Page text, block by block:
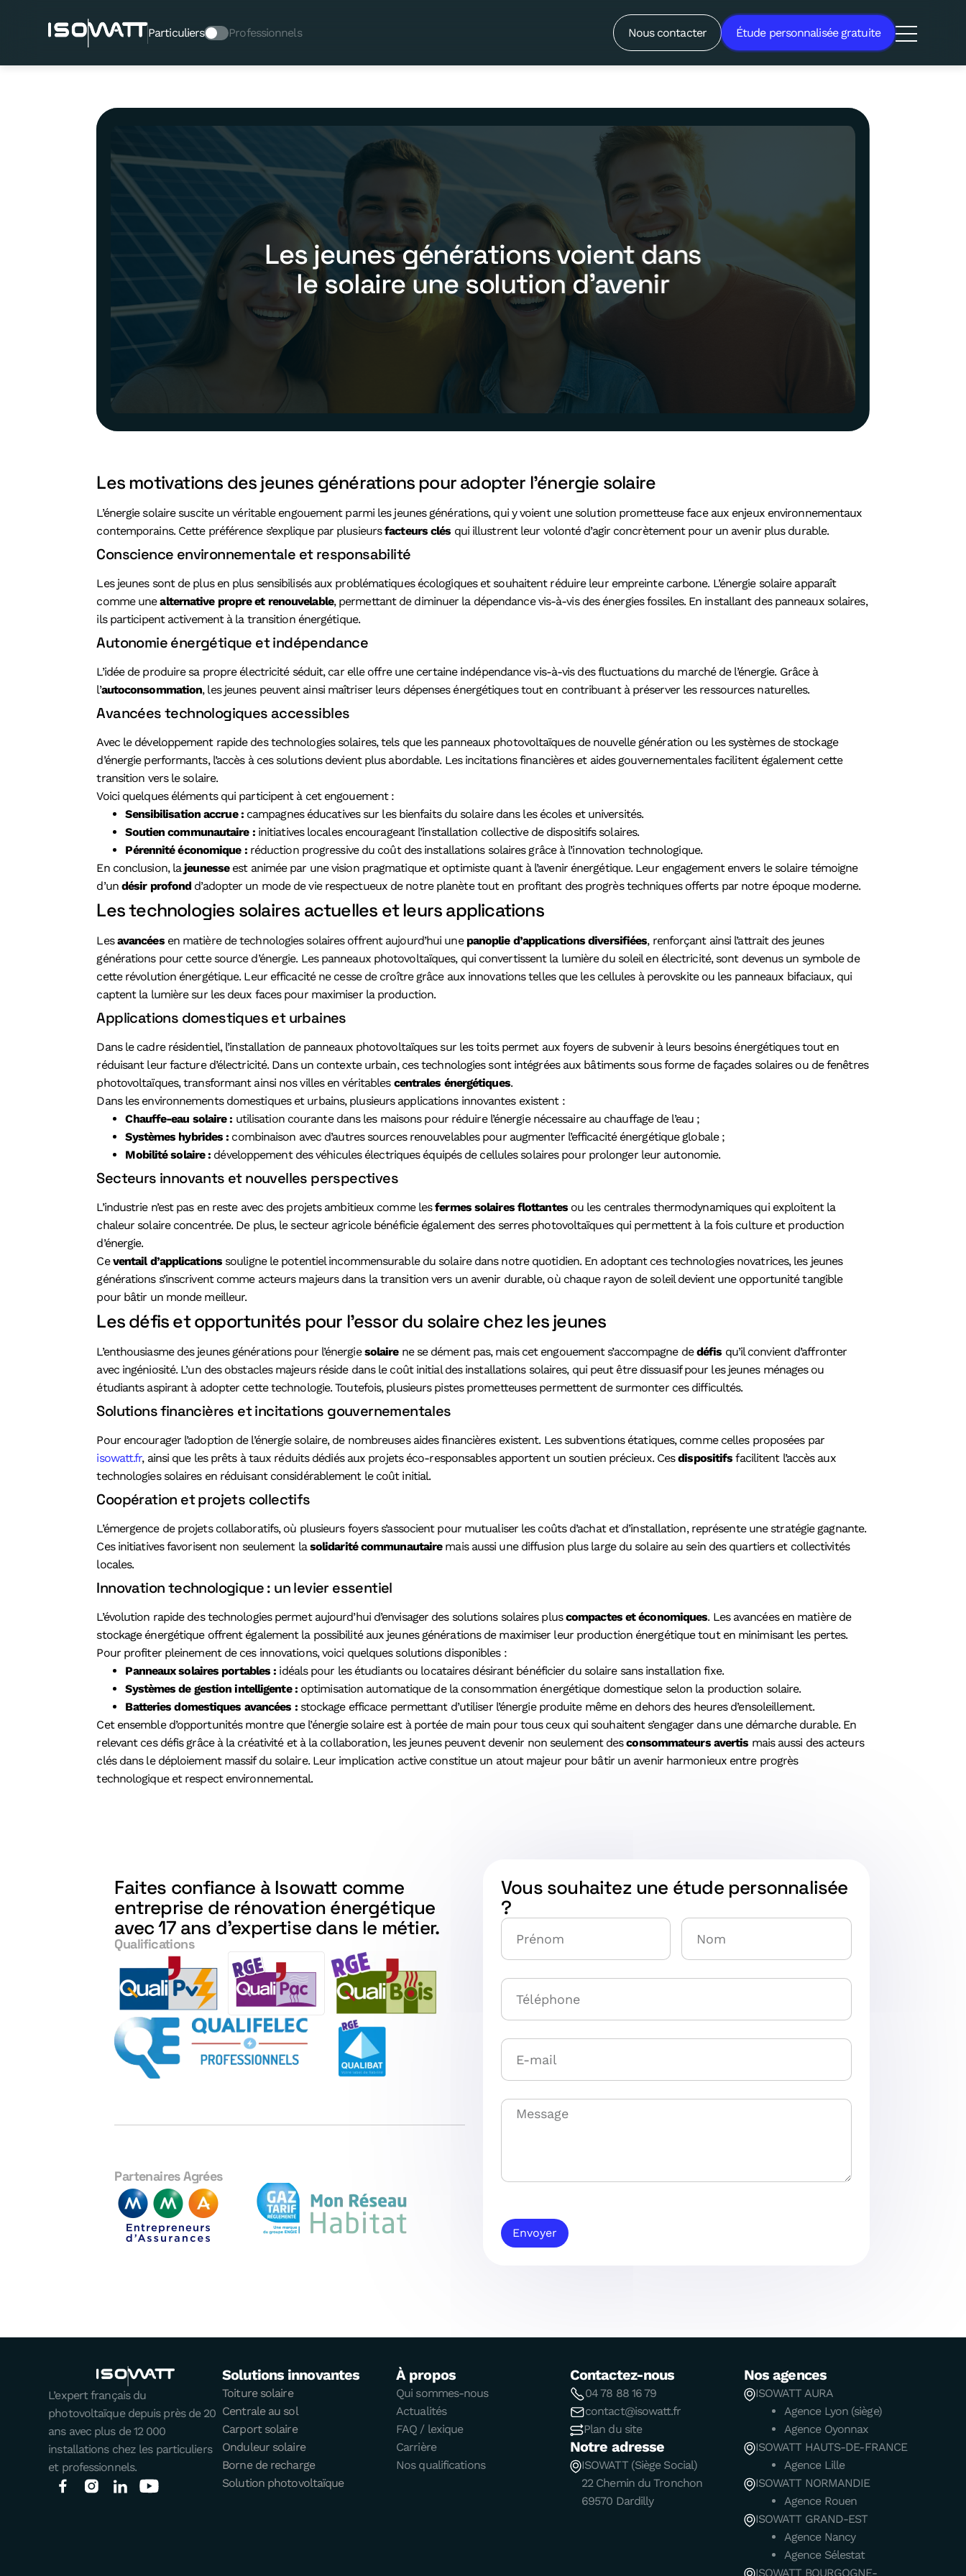
Particuliers Professionnels Nous contacter Étude personnalisée gratuite
Les jeunes générations voient dans
le solaire une solution d’avenir
Les motivations des jeunes générations pour adopter l’énergie solaire
L’énergie solaire suscite un véritable engouement parmi les jeunes générations, qui y voient une solution prometteuse face aux enjeux environnementaux
contemporains. Cette préférence s’explique par plusieursfacteurs clés qui illustrent leur volonté d’agir concrètement pour un avenir plus durable.
Conscience environnementale et responsabilité
Les jeunes sont de plus en plus sensibilisés aux problématiques écologiques et souhaitent réduire leur empreinte carbone. L’énergie solaire apparaît
comme unealternative propre et renouvelable, permettant de diminuer la dépendance vis-à-vis des énergies fossiles. En installant des panneaux solaires,
ils participent activement à la transition énergétique.
Autonomie énergétique et indépendance
L’idée de produire sa propre électricité séduit, car elle offre une certaine indépendance vis-à-vis des fluctuations du marché de l’énergie. Grâce à
l’autoconsommation, les jeunes peuvent ainsi maîtriser leurs dépenses énergétiques tout en contribuant à préserver les ressources naturelles.
Avancées technologiques accessibles
Avec le développement rapide des technologies solaires, tels que les panneaux photovoltaïques de nouvelle génération ou les systèmes de stockage
d’énergie performants, l’accès à ces solutions devient plus abordable. Les incitations financières et aides gouvernementales facilitent également cette
transition vers le solaire.
Voici quelques éléments qui participent à cet engouement :
Sensibilisation accrue :campagnes éducatives sur les bienfaits du solaire dans les écoles et universités.
Soutien communautaire :initiatives locales encourageant l’installation collective de dispositifs solaires.
Pérennité économique :réduction progressive du coût des installations solaires grâce à l’innovation technologique.
En conclusion, lajeunesseest animée par une vision pragmatique et optimiste quant à l’avenir énergétique. Leur engagement envers le solaire témoigne
d’un désir profond d’adopter un mode de vie respectueux de notre planète tout en profitant des progrès techniques offerts par notre époque moderne.
Les technologies solaires actuelles et leurs applications
Lesavancéesen matière de technologies solaires offrent aujourd’hui une panoplie d’applications diversifiées, renforçant ainsi l’attrait des jeunes
générations pour cette source d’énergie. Les panneaux photovoltaïques, qui convertissent la lumière du soleil en électricité, sont devenus un symbole de
cette révolution énergétique. Leur efficacité ne cesse de croître grâce aux innovations telles que les cellules à perovskite ou les panneaux bifaciaux, qui
captent la lumière sur les deux faces pour maximiser la production.
Applications domestiques et urbaines
Dans le cadre résidentiel, l’installation de panneaux photovoltaïques sur les toits permet aux foyers de subvenir à leurs besoins énergétiques tout en
réduisant leur facture d’électricité. Dans un contexte urbain, ces technologies sont intégrées aux bâtiments sous forme de façades solaires ou de fenêtres
photovoltaïques, transformant ainsi nos villes en véritables centrales énergétiques.
Dans les environnements domestiques et urbains, plusieurs applications innovantes existent :
Chauffe-eau solaire : utilisation courante dans les maisons pour réduire l’énergie nécessaire au chauffage de l’eau ;
Systèmes hybrides : combinaison avec d’autres sources renouvelables pour augmenter l’efficacité énergétique globale ;
Mobilité solaire : développement des véhicules électriques équipés de cellules solaires pour prolonger leur autonomie.
Secteurs innovants et nouvelles perspectives
L’industrie n’est pas en reste avec des projets ambitieux comme lesfermes solaires flottantesou les centrales thermodynamiques qui exploitent la
chaleur solaire concentrée. De plus, le secteur agricole bénéficie également des serres photovoltaïques qui permettent à la fois culture et production
d’énergie.
Ceventail d’applicationssouligne le potentiel incommensurable du solaire dans notre quotidien. En adoptant ces technologies novatrices, les jeunes
générations s’inscrivent comme acteurs majeurs dans la transition vers un avenir durable, où chaque rayon de soleil devient une opportunité tangible
pour bâtir un monde meilleur.
Les défis et opportunités pour l’essor du solaire chez les jeunes
L’enthousiasme des jeunes générations pour l’énergiesolairene se dément pas, mais cet engouement s’accompagne dedéfis qu’il convient d’affronter
avec ingéniosité. L’un des obstacles majeurs réside dans le coût initial des installations solaires, qui peut être dissuasif pour les jeunes ménages ou
étudiants aspirant à adopter cette technologie. Toutefois, plusieurs pistes prometteuses permettent de surmonter ces difficultés.
Solutions financières et incitations gouvernementales
Pour encourager l’adoption de l’énergie solaire, de nombreuses aides financières existent. Les subventions étatiques, comme celles proposées par
isowatt.fr, ainsi que les prêts à taux réduits dédiés aux projets éco-responsables apportent un soutien précieux. Cesdispositifs facilitent l’accès aux
technologies solaires en réduisant considérablement le coût initial.
Coopération et projets collectifs
L’émergence de projets collaboratifs, où plusieurs foyers s’associent pour mutualiser les coûts d’achat et d’installation, représente une stratégie gagnante.
Ces initiatives favorisent non seulement lasolidarité communautairemais aussi une diffusion plus large du solaire au sein des quartiers et collectivités
locales.
Innovation technologique : un levier essentiel
L’évolution rapide des technologies permet aujourd’hui d’envisager des solutions solaires pluscompactes et économiques. Les avancées en matière de
stockage énergétique offrent également la possibilité aux jeunes générations de maximiser leur production énergétique tout en minimisant les pertes.
Pour profiter pleinement de ces innovations, voici quelques solutions disponibles :
Panneaux solaires portables : idéals pour les étudiants ou locataires désirant bénéficier du solaire sans installation fixe.
Systèmes de gestion intelligente :optimisation automatique de la consommation énergétique domestique selon la production solaire.
Batteries domestiques avancées :stockage efficace permettant d’utiliser l’énergie produite même en dehors des heures d’ensoleillement.
Cet ensemble d’opportunités montre que l’énergie solaire est à portée de main pour tous ceux qui souhaitent s’engager dans une démarche durable. En
relevant ces défis grâce à la créativité et à la collaboration, les jeunes peuvent devenir non seulement desconsommateurs avertis mais aussi des acteurs
clés dans le déploiement massif du solaire. Leur implication active constitue un atout majeur pour bâtir un avenir harmonieux entre progrès
technologique et respect environnemental.
Faites confiance à Isowatt comme
entreprise de rénovation énergétique
avec 17 ans d'expertise dans le métier.
Qualifications
Partenaires Agrées
Vous souhaitez une étude personnalisée
?
Envoyer
L’expert français du
photovoltaïque depuis près de 20
ans avec plus de 12 000
installations chez les particuliers
et professionnels.
Solutions innovantes
Toiture solaire
Centrale au sol
Carport solaire
Onduleur solaire
Borne de recharge
Solution photovoltaïque
À propos
Qui sommes-nous
Actualités
FAQ / lexique
Carrière
Nos qualifications
Contactez-nous
04 78 88 16 79
contact@isowatt.fr
Plan du site
Notre adresse
ISOWATT (Siège Social)
22 Chemin du Tronchon
69570 Dardilly
Nos agences
ISOWATT AURA
Agence Lyon (siège)
Agence Oyonnax
ISOWATT HAUTS-DE-FRANCE
Agence Lille
ISOWATT NORMANDIE
Agence Rouen
ISOWATT GRAND-EST
Agence Nancy
Agence Sélestat
ISOWATT BOURGOGNE-